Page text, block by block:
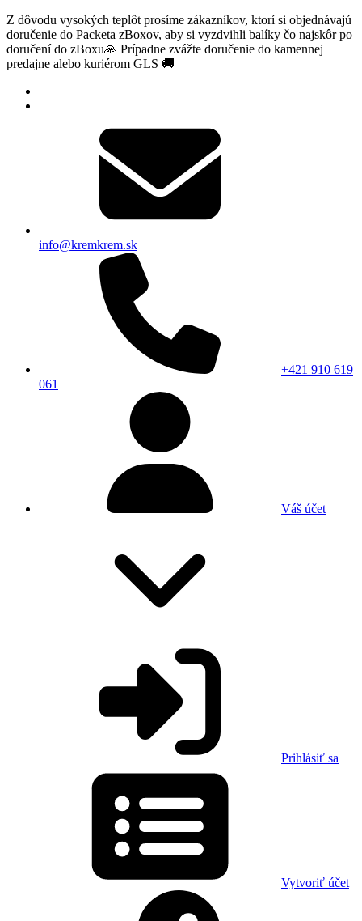
Z dôvodu vysokých teplôt prosíme zákazníkov, ktorí si objednávajú
doručenie do Packeta zBoxov, aby si vyzdvihli balíky čo najskôr po
doručení do zBoxu🙏 Prípadne zvážte doručenie do kamennej
predajne alebo kuriérom GLS 🚚
info@kremkrem.sk
+421 910 619
061
Váš účet
Prihlásiť sa
Vytvoriť účet